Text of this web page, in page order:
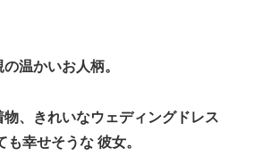
温かいお人柄。
、きれいなウェディングドレス
幸せそうな 彼女。